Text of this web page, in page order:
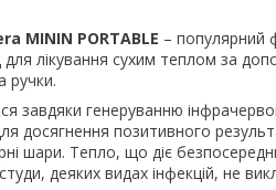
MININ PORTABLE – популярний
для лікування сухим теплом за
ручки.
завдяки генеруванню
досягнення позитивного
шари. Тепло, що діє
деяких видах інфекцій, не